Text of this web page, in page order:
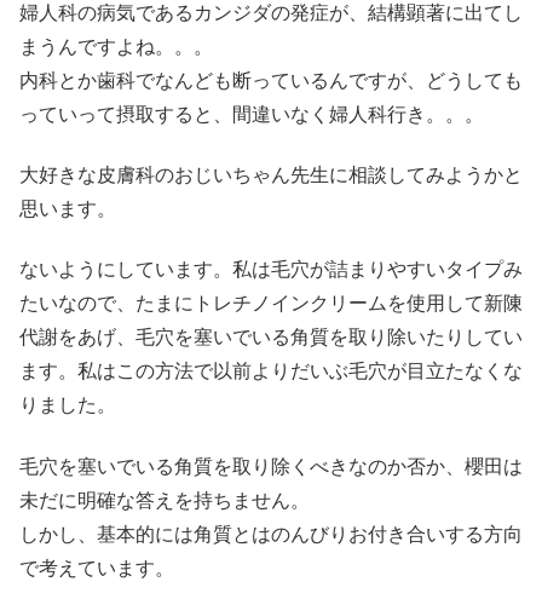
婦人科の病気であるカンジダの発症が、結構顕著に出てし
まうんですよね。。。
内科とか歯科でなんども断っているんですが、どうしても
っていって摂取すると、間違いなく婦人科行き。。。
大好きな皮膚科のおじいちゃん先生に相談してみようかと
思います。
ないようにしています。私は毛穴が詰まりやすいタイプみ
たいなので、たまにトレチノインクリームを使用して新陳
代謝をあげ、毛穴を塞いでいる角質を取り除いたりしてい
ます。私はこの方法で以前よりだいぶ毛穴が目立たなくな
りました。
毛穴を塞いでいる角質を取り除くべきなのか否か、櫻田は
未だに明確な答えを持ちません。
しかし、基本的には角質とはのんびりお付き合いする方向
で考えています。